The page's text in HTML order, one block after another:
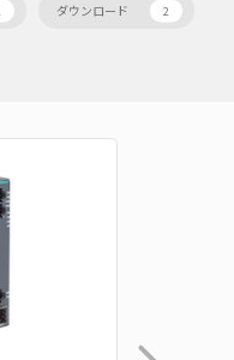
ダウンロード 2